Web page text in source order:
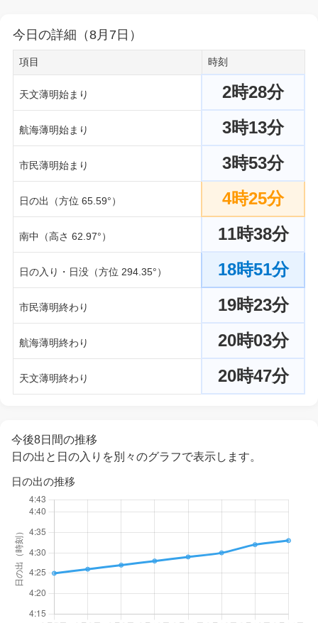
今日の詳細（8月7日）
項目 時刻
天文薄明始まり 2時28分
航海薄明始まり 3時13分
市民薄明始まり 3時53分
日の出（方位 65.59°） 4時25分
南中（高さ 62.97°） 11時38分
日の入り・日没（方位 294.35°） 18時51分
市民薄明終わり 19時23分
航海薄明終わり 20時03分
天文薄明終わり 20時47分
今後8日間の推移
日の出と日の入りを別々のグラフで表示します。
日の出の推移